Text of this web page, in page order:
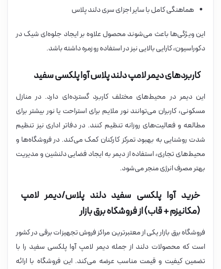
هماهنگی کامل با سایر اجزای سری دلند پلاس
این ویژگی‌ها باعث می‌شوند محصول علاوه بر ایجاد جلوه‌ای شیک در
دکوراسیون، کارایی بالایی نیز در استفاده روزمره داشته باشد.
کاربردهای دیمر لامپ دلند پلاس آوا پلکسی سفید
این دیمر در محیط‌های مختلف کاربرد گسترده‌ای دارد. در منازل
مسکونی، کاربران می‌توانند نور ملایم برای استراحت یا نور بیشتر برای
مطالعه و فعالیت‌های روزانه تنظیم کنند. در دفاتر اداری نیز تنظیم
شدت روشنایی به بهبود تمرکز کارکنان کمک می‌کند. در فروشگاه‌ها و
محیط‌های تجاری، استفاده از دیمر به ایجاد فضایی دلنشین و مدیریت
بهتر مصرف انرژی منجر می‌شود.
خرید آوا پلکسی سفید دلند پلاس/دیمر لامپ
(مکانیزم + قاب) از فروشگاه برق بازار
فروشگاه برق بازار یکی از معتبرترین مراکز فروش تجهیزات برقی در کشور
است که محصولات دلند از جمله دیمر لامپ آوا پلکسی سفید را با
تضمین کیفیت و قیمت مناسب عرضه می‌کند. این فروشگاه با ارائه